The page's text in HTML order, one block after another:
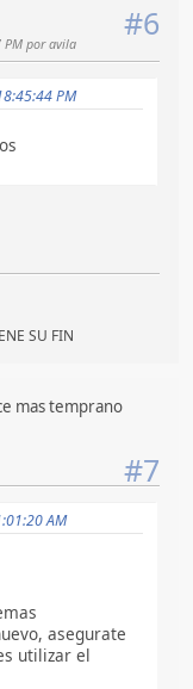
#6
PM por avila
PM
SU FIN
mas temprano
#7
AM
asegurate
utilizar el